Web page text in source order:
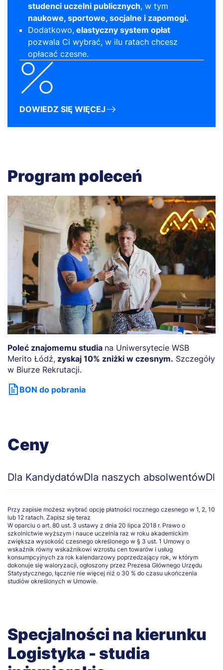
studenci uczelni publicznych, w tym
naukowe, sportowe, socjalne i zapomogi.
Dodatkowo, elastyczny system opłat
pozwala Ci wybrać, w ilu ratach chcesz
opłacać czesne.
DOWIEDZ SIĘ WIĘCEJ
Program poleceń
Poleć znajomemu studia na Uniwersytecie WSB
Merito Łódź, zyskaj 10% zniżki w czesnym. Szczegóły
w Biurze Rekrutacji.
BON do pobrania
Ceny
Dla KandydatówDla naszych absolwentów
Przy zapisie możesz wybrać opcję płatności rocznego czesnego w 1, 2, 10
lub 12 ratach. Zapisz się teraz
W oparciu o art. 80 ust. 3 ustawy z dnia 20 lipca 2018 r. Prawo o
szkolnictwie wyższym i nauce uczelnia raz w roku akademickim
zwiększa wysokość czesnego określonego w § 3 ust. 1 Umowy o
wskaźnik równy wskaźnikowi wzrostu cen towarów i usług
konsumpcyjnych za rok kalendarzowy poprzedzający rok, w którym
dokonuje się waloryzacji, ogłoszony przez Prezesa Głównego Urzędu
Statystycznego, łącznie nie więcej niż o 30 % do czasu ukończenia
studiów określonych w Umowie.
Specjalności na kierunku
Logistyka - studia